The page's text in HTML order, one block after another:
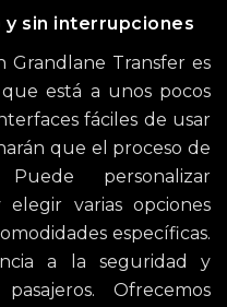
y sin interrupciones
Grandlane Transfer es
está a unos pocos
fáciles de usar
que el proceso de
personalizar
varias opciones
específicas.
a la seguridad y
Ofrecemos